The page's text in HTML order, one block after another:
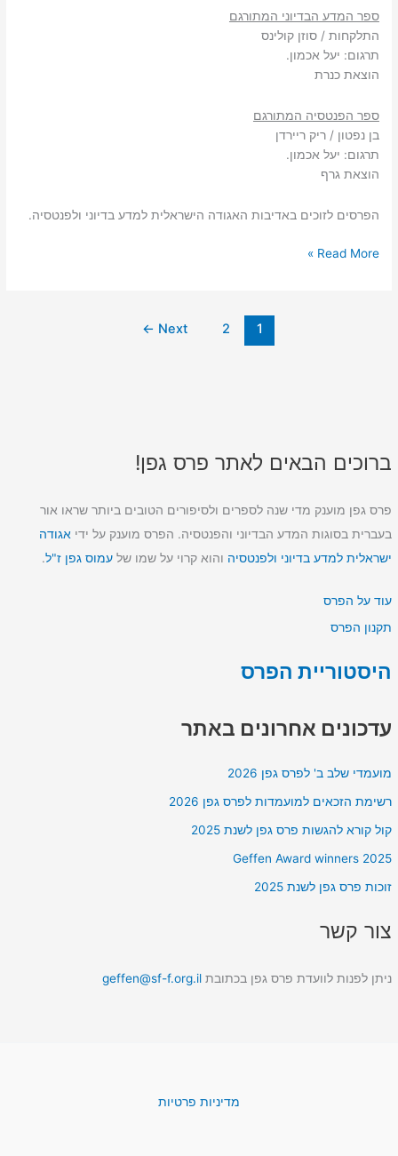
ברוכים הבאים לאתר פרס גפן!
פרס גפן מוענק מדי שנה לספרים ולסיפורים הטובים ביותר שראו אור
בעברית בסוגות המדע הבדיוני והפנטסיה. הפרס מוענק על ידיאגודה
ישראלית למדע בדיוני ולפנטסיה והוא קרוי על שמו שלעמוס גפן ז"ל.
עוד על הפרס
תקנון הפרס
היסטוריית הפרס
עדכונים אחרונים באתר
מועמדי שלב ב' לפרס גפן 2026
רשימת הזכאים למועמדות לפרס גפן 2026
קול קורא להגשות פרס גפן לשנת 2025
Geffen Award winners 2025
זוכות פרס גפן לשנת 2025
צור קשר
ניתן לפנות לוועדת פרס גפן בכתובתgeffen@sf-f.org.il
ספר המדע הבדיוני המתורגם
התלקחות / סוזן קולינס
תרגום: יעל אכמון.
הוצאת כנרת
ספר הפנטסיה המתורגם
בן נפטון / ריק ריירדן
תרגום: יעל אכמון.
הוצאת גרף
הפרסים לזוכים באדיבות האגודה הישראלית למדע בדיוני ולפנטסיה.
היצירות
Read More »
1
2
Next
←
מדיניות פרטיות